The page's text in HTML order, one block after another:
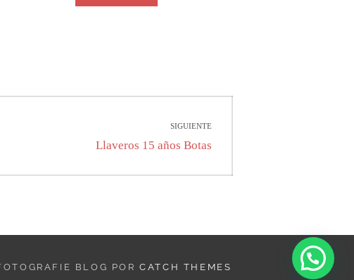
SIGUIENTE
Entrada
Llaveros 15 años Botas
BLOG PORCATCH THEMES